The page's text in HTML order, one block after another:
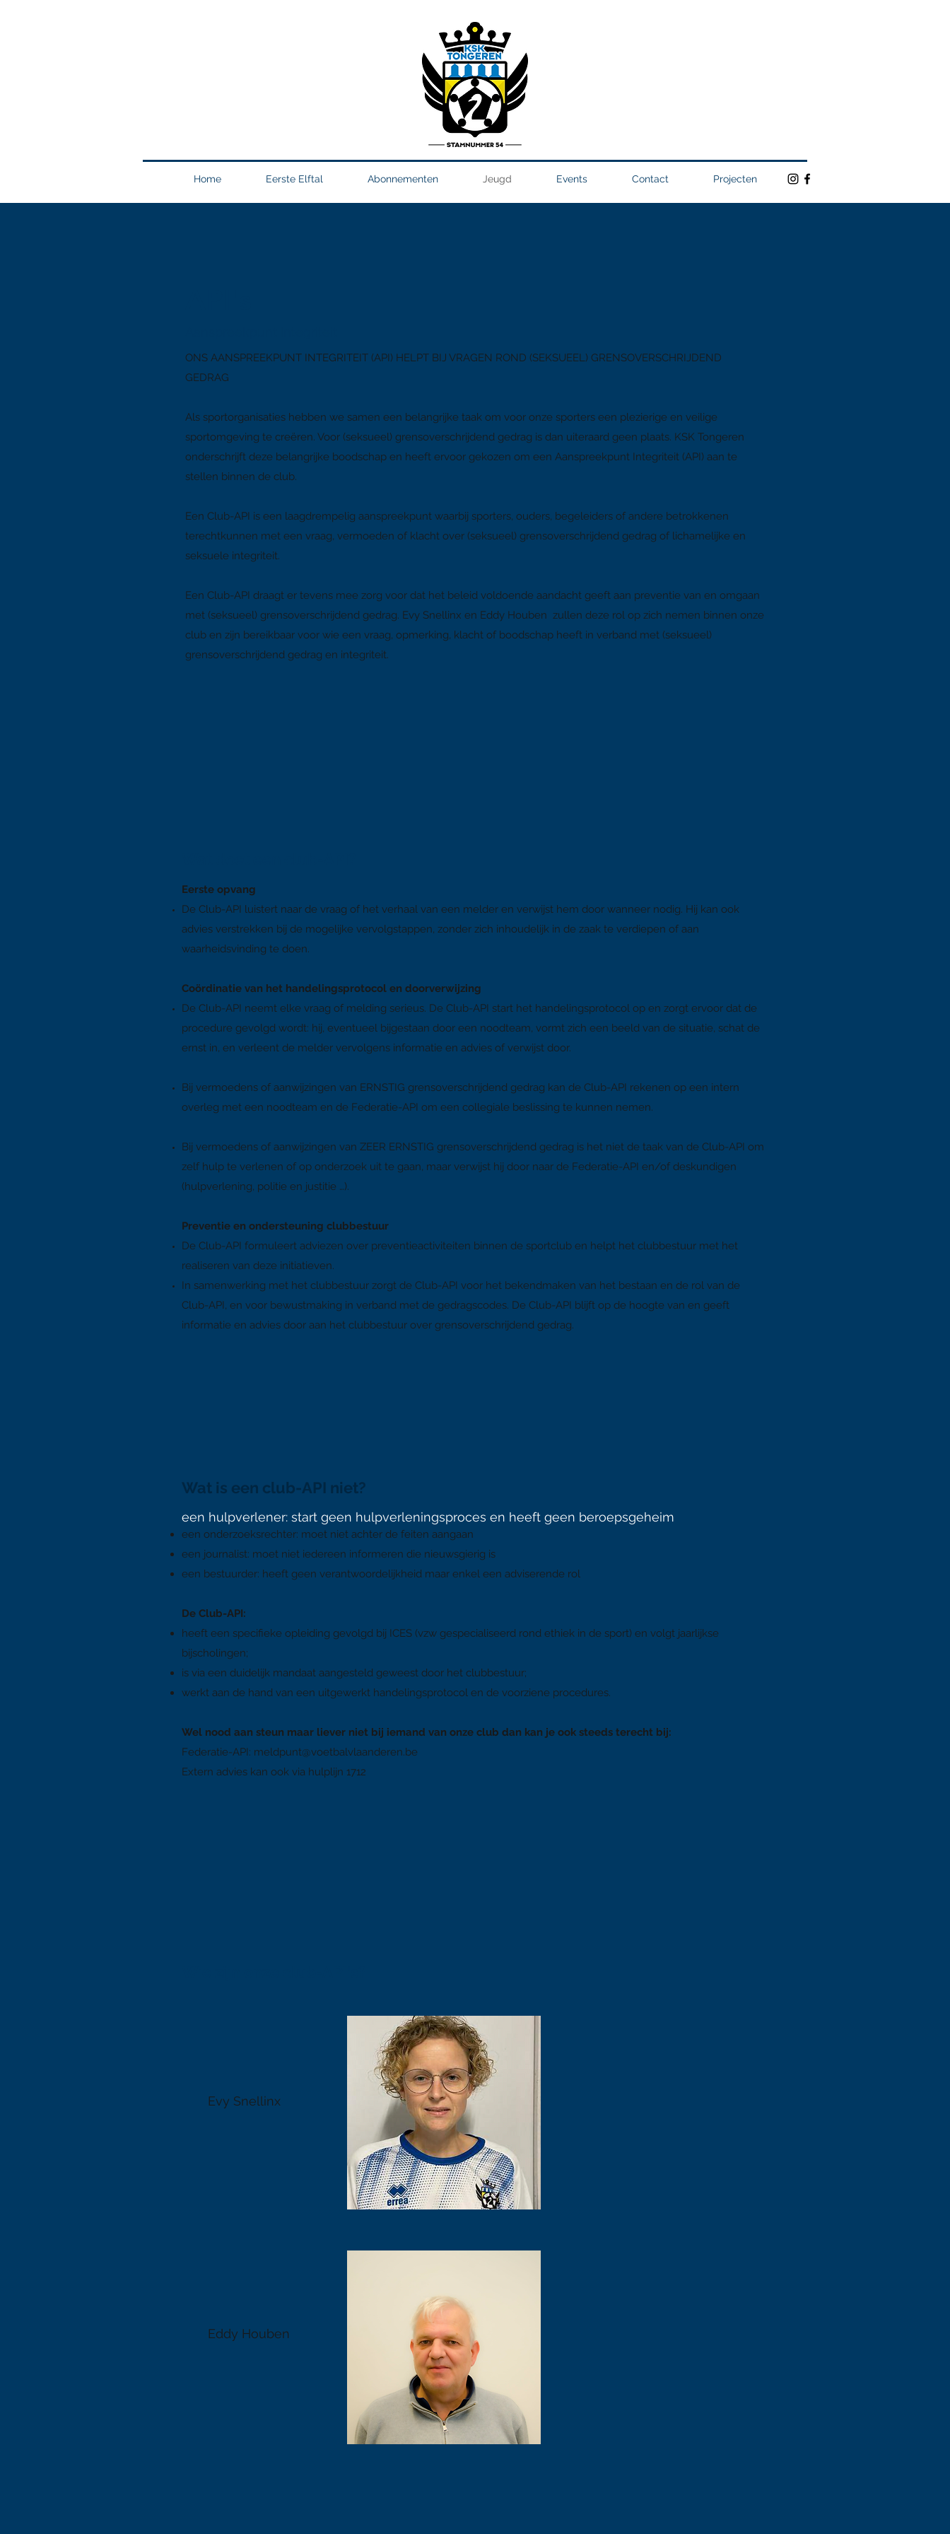
Home Eerste Elftal Abonnementen Jeugd Events Contact Projecten
ONS AANSPREEKPUNT INTEGRITEIT (API) HELPT BIJ VRAGEN ROND (SEKSUEEL) GRENSOVERSCHRIJDEND
GEDRAG​
Als sportorganisaties hebben we samen een belangrijke taak om voor onze sporters een plezierige en veilige
sportomgeving te creëren. Voor (seksueel) grensoverschrijdend gedrag is dan uiteraard geen plaats. KSK Tongeren
onderschrijft deze belangrijke boodschap en heeft ervoor gekozen om een Aanspreekpunt Integriteit (API) aan te
stellen binnen de club.
Een Club-API is een laagdrempelig aanspreekpunt waarbij sporters, ouders, begeleiders of andere betrokkenen
terechtkunnen met een vraag, vermoeden of klacht over (seksueel) grensoverschrijdend gedrag of lichamelijke en
seksuele integriteit.
Een Club-API draagt er tevens mee zorg voor dat het beleid voldoende aandacht geeft aan preventie van en omgaan
met (seksueel) grensoverschrijdend gedrag. Evy Snellinx en Eddy Houben zullen deze rol op zich nemen binnen onze
club en zijn bereikbaar voor wie een vraag, opmerking, klacht of boodschap heeft in verband met (seksueel)
grensoverschrijdend gedrag en integriteit.​​​
Eerste opvang
De Club-API luistert naar de vraag of het verhaal van een melder en verwijst hem door wanneer nodig. Hij kan ook
advies verstrekken bij de mogelijke vervolgstappen, zonder zich inhoudelijk in de zaak te verdiepen of aan
waarheidsvinding te doen.
Coördinatie van het handelingsprotocol en doorverwijzing
De Club-API neemt elke vraag of melding serieus. De Club-API start het handelingsprotocol op en zorgt ervoor dat de
procedure gevolgd wordt: hij, eventueel bijgestaan door een noodteam, vormt zich een beeld van de situatie, schat de
ernst in, en verleent de melder vervolgens informatie en advies of verwijst door.
Bij vermoedens of aanwijzingen van ERNSTIG grensoverschrijdend gedrag kan de Club-API rekenen op een intern
overleg met een noodteam en de Federatie-API om een collegiale beslissing te kunnen nemen.
Bij vermoedens of aanwijzingen van ZEER ERNSTIG grensoverschrijdend gedrag is het niet de taak van de Club-API om
zelf hulp te verlenen of op onderzoek uit te gaan, maar verwijst hij door naar de Federatie-API en/of deskundigen
(hulpverlening, politie en justitie …).
Preventie en ondersteuning clubbestuur
De Club-API formuleert adviezen over preventieactiviteiten binnen de sportclub en helpt het clubbestuur met het
realiseren van deze initiatieven.
In samenwerking met het clubbestuur zorgt de Club-API voor het bekendmaken van het bestaan en de rol van de
Club-API, en voor bewustmaking in verband met de gedragscodes. De Club-API blijft op de hoogte van en geeft
informatie en advies door aan het clubbestuur over grensoverschrijdend gedrag.
Wat is een club-API niet?
een hulpverlener: start geen hulpverleningsproces en heeft geen beroepsgeheim
een onderzoeksrechter: moet niet achter de feiten aangaan
een journalist: moet niet iedereen informeren die nieuwsgierig is
een bestuurder: heeft geen verantwoordelijkheid maar enkel een adviserende rol
​De Club-API:
heeft een specifieke opleiding gevolgd bij ICES (vzw gespecialiseerd rond ethiek in de sport) en volgt jaarlijkse
bijscholingen;
is via een duidelijk mandaat aangesteld geweest door het clubbestuur;
werkt aan de hand van een uitgewerkt handelingsprotocol en de voorziene procedures.
​Wel nood aan steun maar liever niet bij iemand van onze club dan kan je ook steeds terecht bij:
Federatie-API: meldpunt@voetbalvlaanderen.be
Extern advies kan ook via hulplijn 1712
Evy Snellinx
Eddy Houben